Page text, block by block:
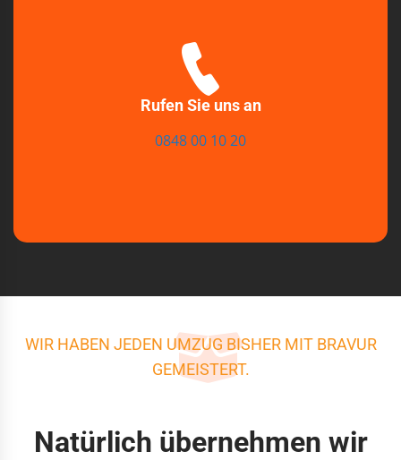
Rufen Sie uns an
0848 00 10 20
WIR HABEN JEDEN UMZUG BISHER MIT BRAVUR
GEMEISTERT.
Natürlich übernehmen wir